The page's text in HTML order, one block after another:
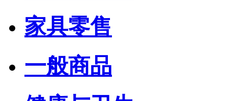
家具零售
一般商品